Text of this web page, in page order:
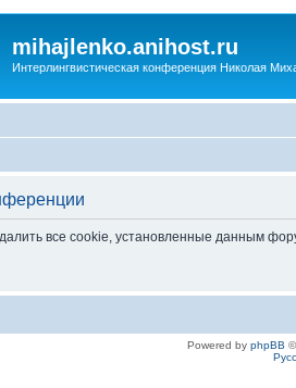
mihajlenko.anihost.ru
Интерлингвистическая конференция Николая
все cookie, установленные данным
Powered by phpBB